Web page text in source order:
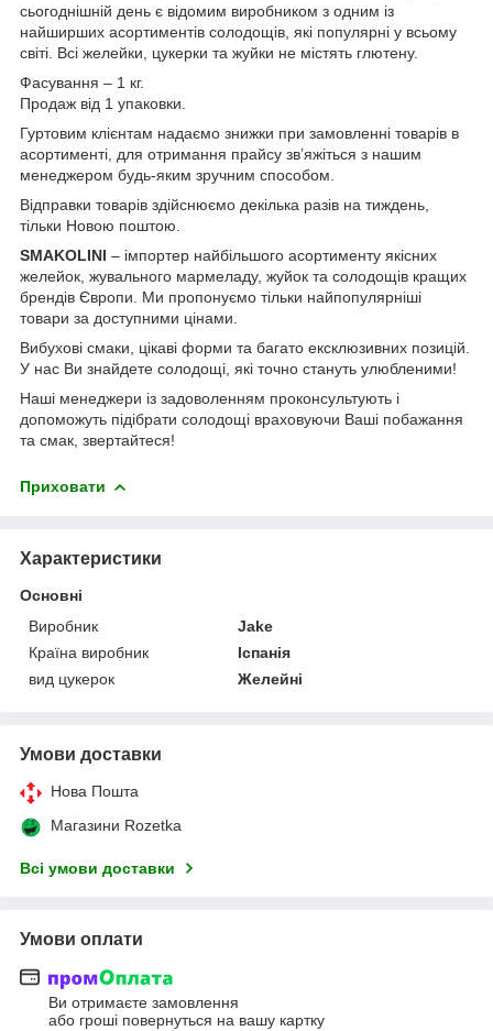
сьогоднішній день є відомим виробником з одним із
найширших асортиментів солодощів, які популярні у всьому
світі. Всі желейки, цукерки та жуйки не містять глютену.
Фасування – 1 кг.
Продаж від 1 упаковки.
Гуртовим клієнтам надаємо знижки при замовленні товарів в
асортименті, для отримання прайсу зв’яжіться з нашим
менеджером будь-яким зручним способом.
Відправки товарів здійснюємо декілька разів на тиждень,
тільки Новою поштою.
SMAKOLINI – імпортер найбільшого асортименту якісних
желейок, жувального мармеладу, жуйок та солодощів кращих
брендів Європи. Ми пропонуємо тільки найпопулярніші
товари за доступними цінами.
Вибухові смаки, цікаві форми та багато ексклюзивних позицій.
У нас Ви знайдете солодощі, які точно стануть улюбленими!
Наші менеджери із задоволенням проконсультують і
допоможуть підібрати солодощі враховуючи Ваші побажання
та смак, звертайтеся!
Приховати
Характеристики
Основні
Виробник
Jake
Країна виробник
Іспанія
вид цукерок
Желейні
Умови доставки
Нова Пошта
Магазини Rozetka
Всі умови доставки
Умови оплати
Ви отримаєте замовлення
або гроші повернуться на вашу картку